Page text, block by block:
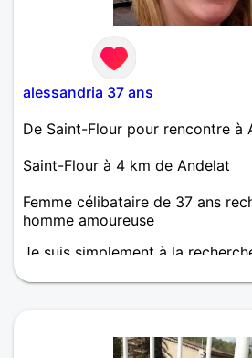
alessandria 37 ans
De Saint-Flour pour rencontre à
Saint-Flour à 4 km de Andelat
Femme célibataire de 37 ans
homme amoureuse
Je suis simplement à la